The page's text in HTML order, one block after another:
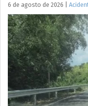
6 de agosto de 2026